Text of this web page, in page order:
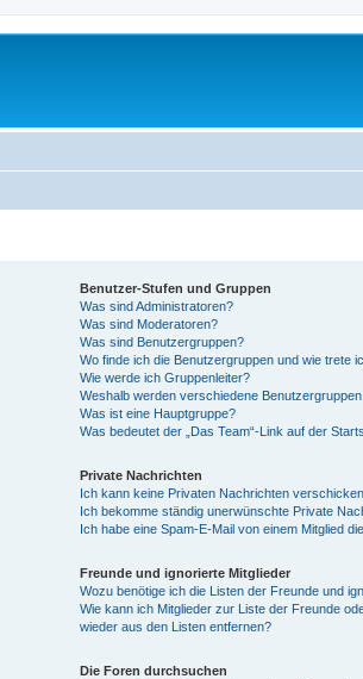
Benutzer-Stufen und Gruppen
Was sind Administratoren?
Was sind Moderatoren?
Was sind Benutzergruppen?
Wo finde ich die Benutzergruppen und wie trete
Wie werde ich Gruppenleiter?
Weshalb werden verschiedene
Was ist eine Hauptgruppe?
Was bedeutet der „Das Team“-Link auf der
Private Nachrichten
Ich kann keine Privaten Nachrichten
Ich bekomme ständig unerwünschte Private
Ich habe eine Spam-E-Mail von einem Mitglied
Freunde und ignorierte Mitglieder
Wozu benötige ich die Listen der Freunde und
Wie kann ich Mitglieder zur Liste der Freunde
wieder aus den Listen entfernen?
Die Foren durchsuchen